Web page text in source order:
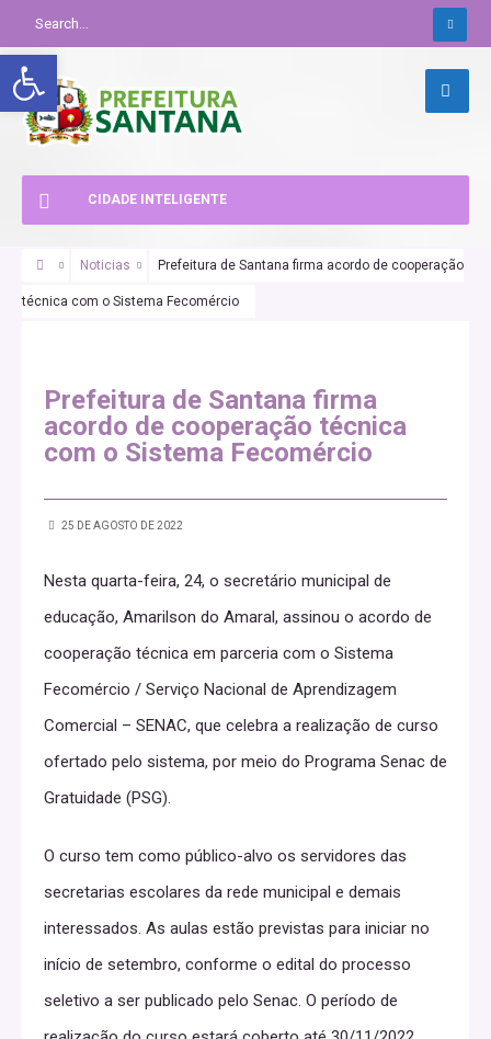
Abrir a barra de ferramentas
CIDADE INTELIGENTE
Noticias Prefeitura de Santana firma acordo de cooperação
técnica com o Sistema Fecomércio
Prefeitura de Santana firma
acordo de cooperação técnica
com o Sistema Fecomércio
25 DE AGOSTO DE 2022
Nesta quarta-feira, 24, o secretário municipal de
educação, Amarilson do Amaral, assinou o acordo de
cooperação técnica em parceria com o Sistema
Fecomércio / Serviço Nacional de Aprendizagem
Comercial – SENAC, que celebra a realização de curso
ofertado pelo sistema, por meio do Programa Senac de
Gratuidade (PSG).
O curso tem como público-alvo os servidores das
secretarias escolares da rede municipal e demais
interessados. As aulas estão previstas para iniciar no
início de setembro, conforme o edital do processo
seletivo a ser publicado pelo Senac. O período de